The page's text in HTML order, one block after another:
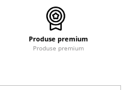
Produse premium
Produse premium